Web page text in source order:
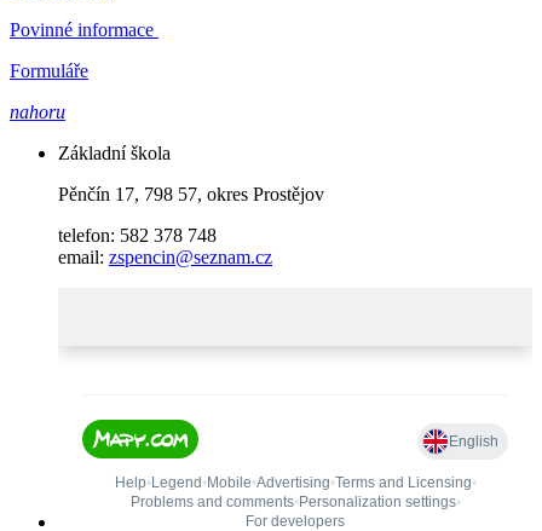
Povinné informace
Formuláře
nahoru
Základní škola
Pěnčín 17, 798 57, okres Prostějov
telefon: 582 378 748
email: zspencin@seznam.cz